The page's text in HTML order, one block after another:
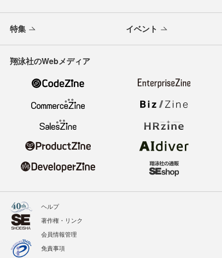
特集 イベント
翔泳社のWebメディア
ヘルプ
著作権・リンク
会員情報管理
免責事項